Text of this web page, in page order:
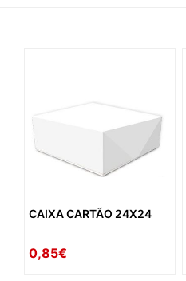
CAIXA CARTÃO 24X24
0,85€